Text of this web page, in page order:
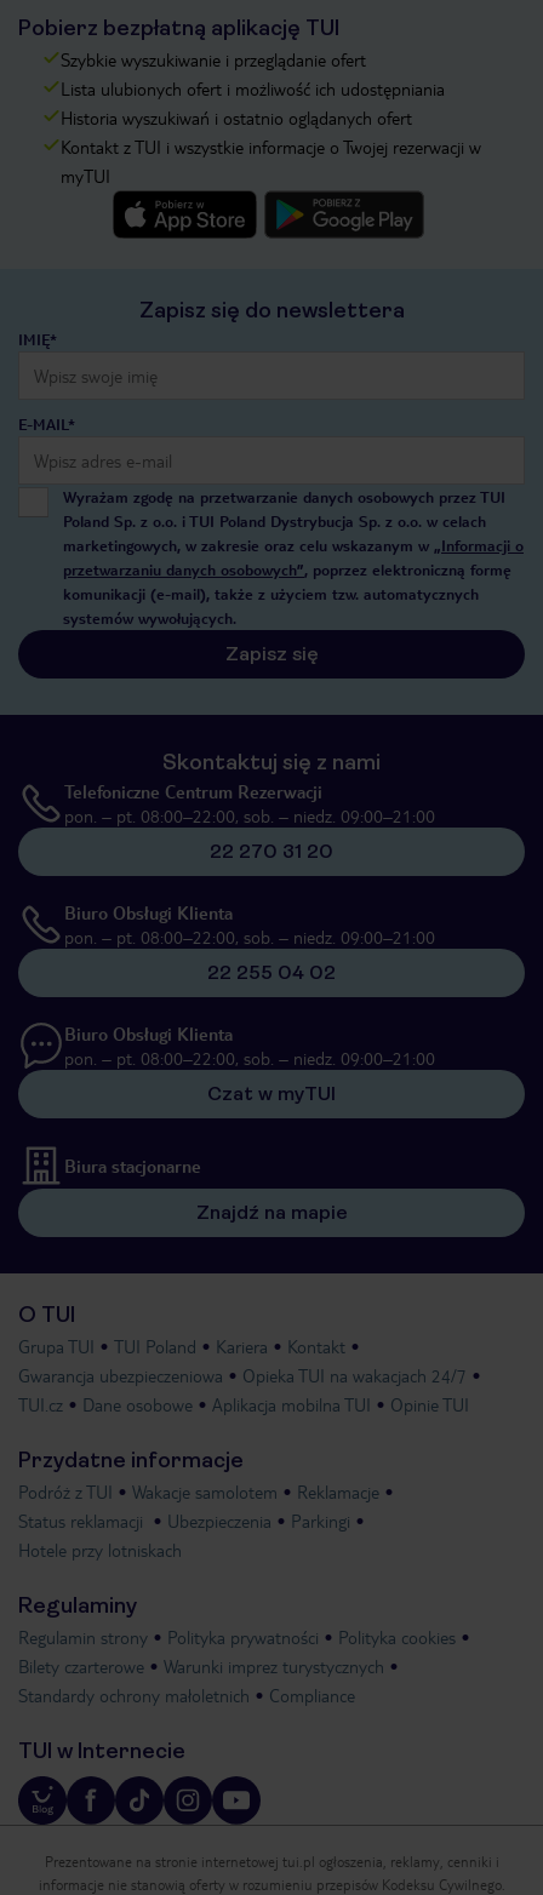
Pobierz bezpłatną aplikację TUI
Szybkie wyszukiwanie i przeglądanie ofert
Lista ulubionych ofert i możliwość ich udostępniania
Historia wyszukiwań i ostatnio oglądanych ofert
Kontakt z TUI i wszystkie informacje o Twojej rezerwacji w
myTUI
Zapisz się do newslettera
IMIĘ*
E-MAIL*
Wyrażam zgodę na przetwarzanie danych osobowych przez TUI
Poland Sp. z o.o. i TUI Poland Dystrybucja Sp. z o.o. w celach
marketingowych, w zakresie oraz celu wskazanym w „Informacji o
przetwarzaniu danych osobowych”, poprzez elektroniczną formę
komunikacji (e-mail), także z użyciem tzw. automatycznych
systemów wywołujących.
Zapisz się
Skontaktuj się z nami
Telefoniczne Centrum Rezerwacji
pon. – pt. 08:00–22:00, sob. – niedz. 09:00–21:00
22 270 31 20
Biuro Obsługi Klienta
pon. – pt. 08:00–22:00, sob. – niedz. 09:00–21:00
22 255 04 02
Biuro Obsługi Klienta
pon. – pt. 08:00–22:00, sob. – niedz. 09:00–21:00
Czat w myTUI
Biura stacjonarne
Znajdź na mapie
O TUI
Grupa TUI TUI Poland Kariera
Kontakt
Gwarancja ubezpieczeniowa
Opieka TUI na wakacjach 24/7
TUI.cz
Dane osobowe Aplikacja mobilna TUI Opinie TUI
Przydatne informacje
Podróż z TUI Wakacje samolotem
Reklamacje
Status reklamacji
Ubezpieczenia
Parkingi
Hotele przy lotniskach
Regulaminy
Regulamin strony Polityka prywatności
Polityka cookies
Bilety czarterowe
Warunki imprez turystycznych
Standardy ochrony małoletnich
Compliance
TUI w Internecie
Prezentowane na stronie internetowej tui.pl ogłoszenia, reklamy, cenniki i
informacje nie stanowią oferty w rozumieniu przepisów Kodeksu Cywilnego.